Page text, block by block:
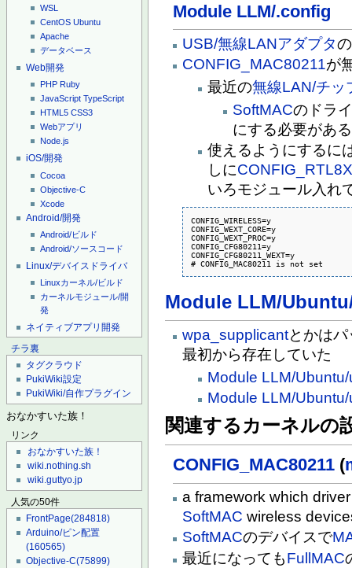
WSL
CentOS Ubuntu
Apache
データベース
Web開発
PHP Ruby
JavaScript TypeScript
HTML5 CSS3
Webアプリ
Node.js
iOS/開発
Cocoa
Objective-C
Xcode
Android/開発
Android/ビルド
Android/ソースコード
Linux/デバイスドライバ
Linuxカーネル/ビルド
カーネルモジュール/開
発
ネイティブアプリ開発
チラ裏
タグクラウド
PukiWiki設定
PukiWiki/自作プラグイン
おなかすいた族！
リンク
おなかすいた族！
wiki.nothing.sh
wiki.guttyo.jp
人気の50件
FrontPage(284818)
Arduino/ピン配置
(160565)
Objective-C(75899)
Module LLM/.config
USB/無線LANアダプタ
CONFIG_MAC80211が
最近の無線LAN/チッ
SoftMACのドラ
にする必要がある
使えるようにするに
しに
いろモジュール入れ
CONFIG_WIRELESS=y
CONFIG_WEXT_CORE=y
CONFIG_WEXT_PROC=y
CONFIG_CFG80211=y
CONFIG_CFG80211_WEXT=y
# CONFIG_MAC80211 is not set
Module LLM/
wpa_supplicantとかは
最初から存在していた
Module LLM/
Module LLM/
関連するカーネルの
CONFIG_MAC80211 (
a framework which
SoftMAC wireless
SoftMACのデバイスで
最近になってもFullMAC